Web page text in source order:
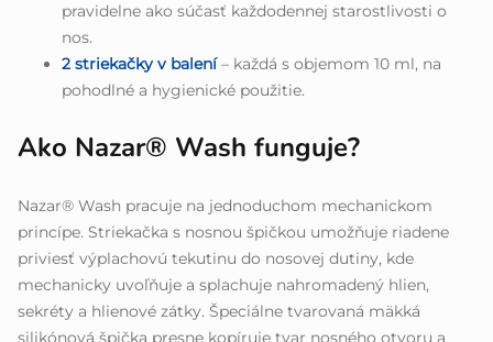
pravidelne ako súčasť každodennej starostlivosti o
nos.
2 striekačky v balení– každá s objemom 10 ml, na
pohodlné a hygienické použitie.
Ako Nazar® Wash funguje?
Nazar® Wash pracuje na jednoduchom mechanickom
princípe. Striekačka s nosnou špičkou umožňuje riadene
priviesť výplachovú tekutinu do nosovej dutiny, kde
mechanicky uvoľňuje a splachuje nahromadený hlien,
sekréty a hlienové zátky. Špeciálne tvarovaná mäkká